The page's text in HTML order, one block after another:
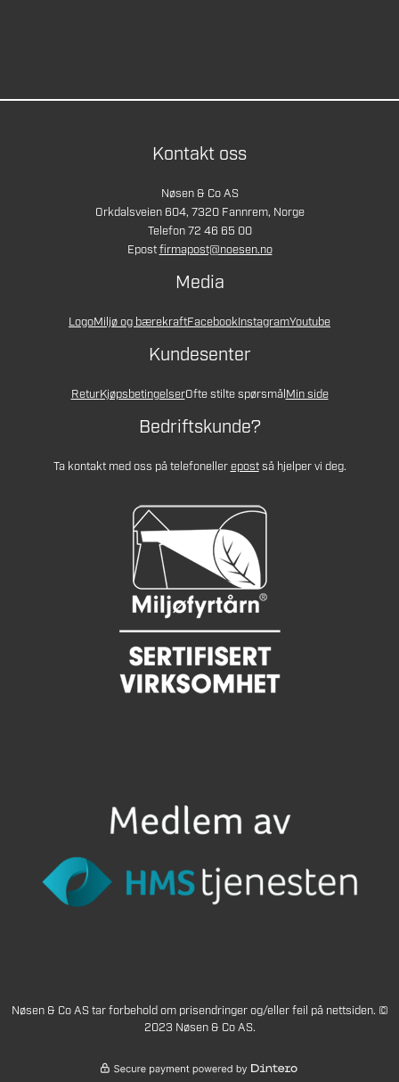
Kontakt oss
Nøsen & Co AS
Orkdalsveien 604, 7320 Fannrem, Norge
Telefon 72 46 65 00
Epostfirmapost@noesen.no
Media
LogoMiljø og bærekraftFacebookInstagramYoutube
Kundesenter
ReturKjøpsbetingelserOfte stilte spørsmålMin side
Bedriftskunde?
Ta kontakt med oss på telefonellerepostså hjelper vi deg.
Nøsen & Co AS tar forbehold om prisendringer og/eller feil på nettsiden. ©
2023 Nøsen & Co AS.